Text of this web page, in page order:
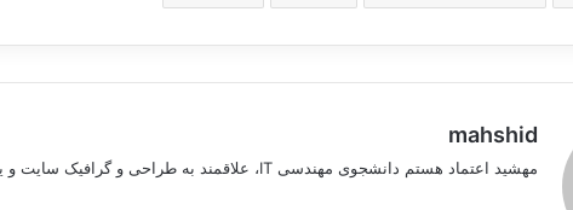
mahshid
مهشید اعتماد هستم دانشجوی مهندسی IT، علاقمند به طراحی و گرافیک سایت و یکی از دوستاران مرجع جی اس ام دولوپرز